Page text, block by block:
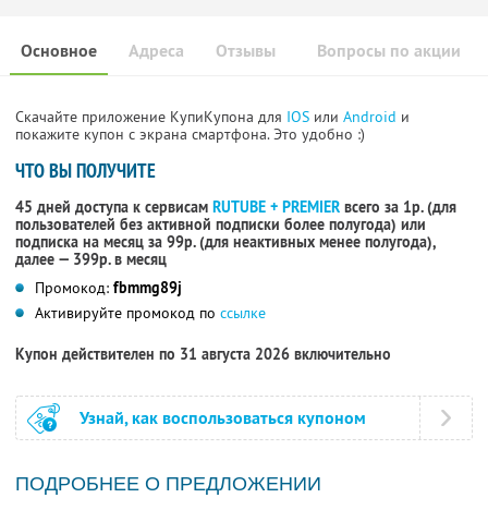
Основное Отзывы Вопросы по акции
Адреса
Скачайте приложение КупиКупона для IOS или Android и
покажите купон с экрана смартфона. Это удобно :)
ЧТО ВЫ ПОЛУЧИТЕ
45 дней доступа к сервисам RUTUBE + PREMIER всего за 1р. (для
пользователей без активной подписки более полугода) или
подписка на месяц за 99р. (для неактивных менее полугода),
далее — 399р. в месяц
Промокод: fbmmg89j
Активируйте промокод по ссылке
Купон действителен по 31 августа 2026 включительно
Узнай, как воспользоваться купоном
ПОДРОБНЕЕ О ПРЕДЛОЖЕНИИ